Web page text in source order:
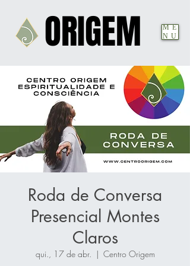
ME
NU
ORIGEM
ORIGEM
Roda de Conversa
Presencial Montes
Claros
qui., 17 de abr.
  |
Centro Origem